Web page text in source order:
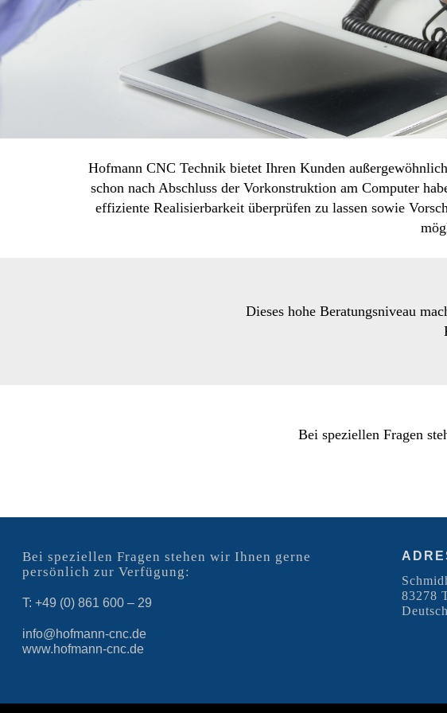
Hofmann CNC Technik bietet Ihren Kunden
schon nach Abschluss der Vorkonstruktion am Computer
effiziente Realisierbarkeit überprüfen zu lassen sowie
Dieses hohe Beratungsniveau
Bei speziellen Fragen
Bei speziellen Fragen stehen wir Ihnen gerne
persönlich zur Verfügung:
T: +49 (0) 861 600 – 29
info@hofmann-cnc.de
www.hofmann-cnc.de
83278